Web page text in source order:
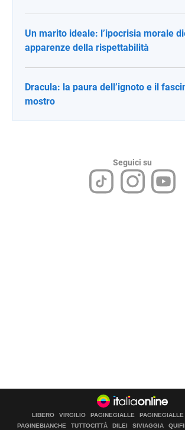
Un marito ideale: l’ipocrisia morale
apparenze della rispettabilità
Dracula: la paura dell’ignoto e il
mostro
Seguici su
LIBERO VIRGILIO PAGINEGIALLE PAGINEGIALLE
PAGINEBIANCHE
TUTTOCITTÀ DILEI SIVIAGGIA